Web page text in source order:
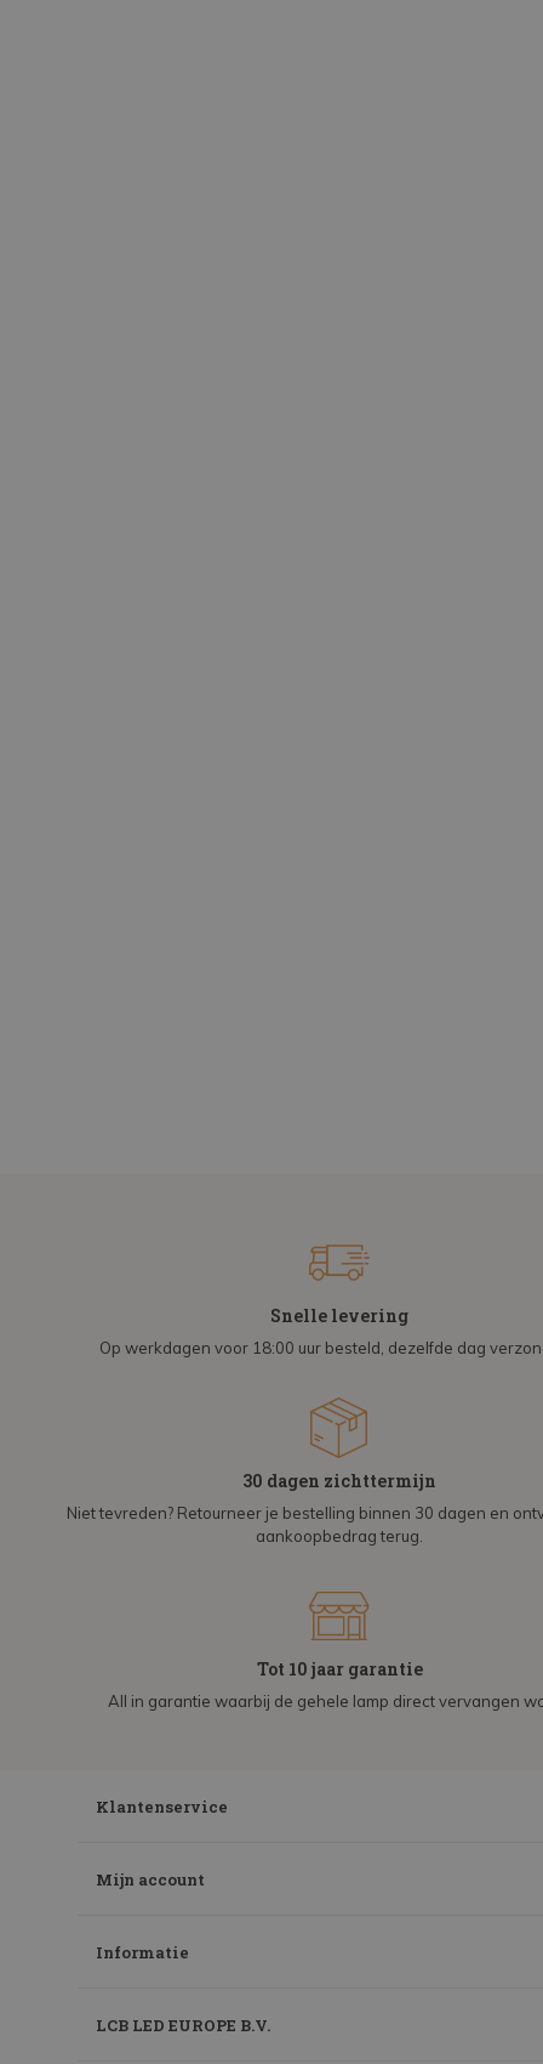
Snelle levering
Op werkdagen voor 18:00 uur besteld, dezelfde dag
30 dagen zichttermijn
Niet tevreden? Retourneer je bestelling binnen 30 dagen en
aankoopbedrag terug.
Tot 10 jaar garantie
All in garantie waarbij de gehele lamp direct vervangen
Klantenservice
Mijn account
Informatie
LCB LED EUROPE B.V.